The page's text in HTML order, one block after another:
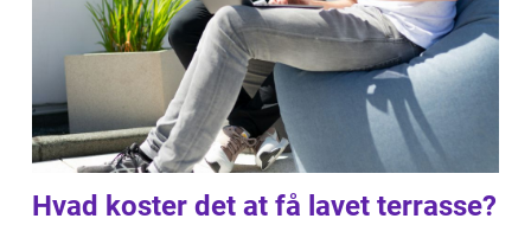
Hvad koster det at få lavet terrasse?